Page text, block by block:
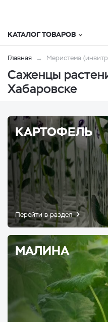
КАТАЛОГ ТОВАРОВ
Главная Меристема
Саженцы
Хабаровске
КАРТОФЕЛЬ
Перейти в раздел
МАЛИНА